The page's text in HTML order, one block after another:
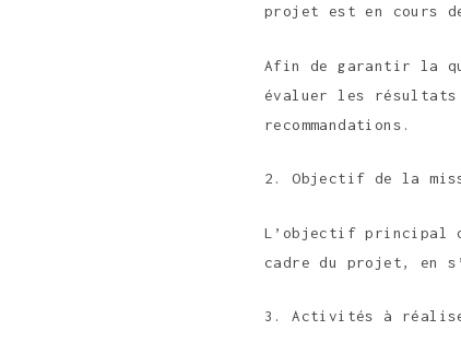
projet est en cours
Afin de garantir la
évaluer les
recommandations.
2. Objectif de la
L’objectif principal
cadre du projet, en
3. Activités à